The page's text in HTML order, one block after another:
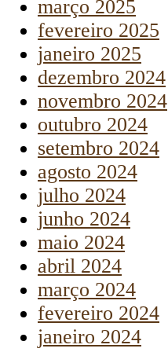
março 2025
fevereiro 2025
janeiro 2025
dezembro 2024
novembro 2024
outubro 2024
setembro 2024
agosto 2024
julho 2024
junho 2024
maio 2024
abril 2024
março 2024
fevereiro 2024
janeiro 2024